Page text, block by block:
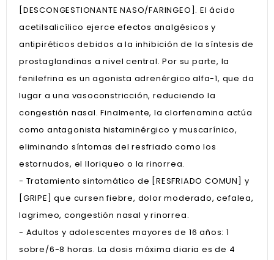
[DESCONGESTIONANTE NASO/FARINGEO]. El ácido
acetilsalicílico ejerce efectos analgésicos y
antipiréticos debidos a la inhibición de la síntesis de
prostaglandinas a nivel central. Por su parte, la
fenilefrina es un agonista adrenérgico alfa-1, que da
lugar a una vasoconstricción, reduciendo la
congestión nasal. Finalmente, la clorfenamina actúa
como antagonista histaminérgico y muscarínico,
eliminando síntomas del resfriado como los
estornudos, el lloriqueo o la rinorrea.
- Tratamiento sintomático de [RESFRIADO COMUN] y
[GRIPE] que cursen fiebre, dolor moderado, cefalea,
lagrimeo, congestión nasal y rinorrea.
- Adultos y adolescentes mayores de 16 años: 1
sobre/6-8 horas. La dosis máxima diaria es de 4